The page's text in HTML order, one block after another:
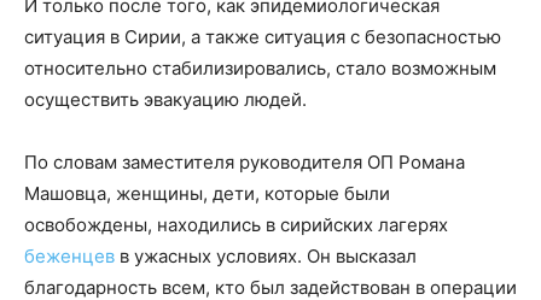
И только после того, как эпидемиологическая
ситуация в Сирии, а также ситуация с безопасностью
относительно стабилизировались, стало возможным
осуществить эвакуацию людей.
По словам заместителя руководителя ОП Романа
Машовца, женщины, дети, которые были
освобождены, находились в сирийских лагерях
беженцев в ужасных условиях. Он высказал
благодарность всем, кто был задействован в операции